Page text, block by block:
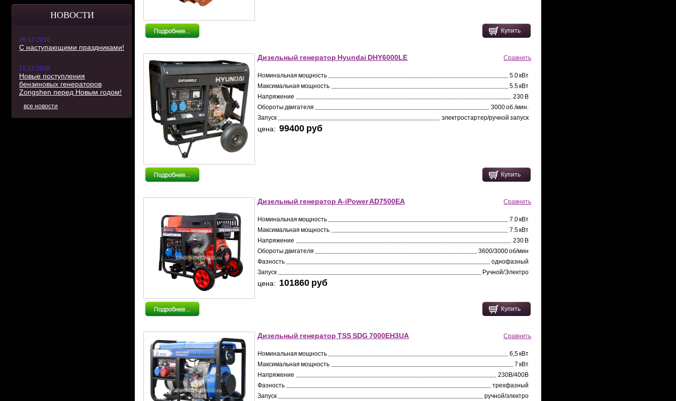
НОВОСТИ
29.12.2016
С наступающими праздниками!
15.12.2016
Новые поступления
бензиновых генераторов
Zongshen перед Новым годом!
все новости
Купить
Дизельный генератор Hyundai DHY6000LE Сравнить
Номинальная мощность
5.0 кВт
Максимальная мощность
5.5 кВт
Напряжение
230 В
Обороты двигателя
3000 об./мин.
Запуск
электростартер/ручной запуск
цена: 99400 pуб
Купить
Дизельный генератор A-iPower AD7500EA Сравнить
Номинальная мощность
7.0 кВт
Максимальная мощность
7.5 кВт
Напряжение
230 В
Обороты двигателя
3600/3000 об/мин
Фазность
однофазный
Запуск
Ручной/Электро
цена: 101860 pуб
Купить
Дизельный генератор TSS SDG 7000EH3UA Сравнить
Номинальная мощность
6,5 кВт
Максимальная мощность
7 кВт
Напряжение
230В/400В
Фазность
трехфазный
Запуск
ручной/электро